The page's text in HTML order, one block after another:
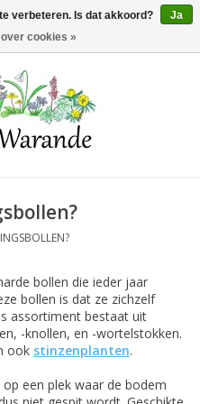
>0 Artikelen - €0,00
bollen die ieder jaar
bollen is dat ze zichzelf
assortiment bestaat uit
-knollen, en -wortelstokken.
ook stinzenplanten.
een plek waar de bodem
verbeteren. Is dat akkoord?
Ja
over cookies »